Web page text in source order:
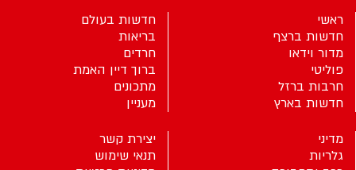
ראשי
חדשות ברצף
מדור וידאו
פוליטי
חרבות ברזל
חדשות בארץ
חדשות בעולם
בריאות
חרדים
ברוך דיין האמת
מתכונים
מעניין
מדיני
גלריות
יצירת קשר
תנאי שימוש